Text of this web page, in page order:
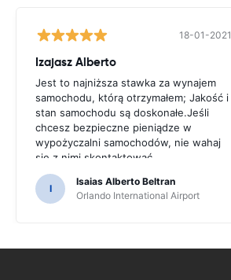
18-01-2021
Izajasz Alberto
Jest to najniższa stawka za wynajem
samochodu, którą otrzymałem; Jakość i
stan samochodu są doskonałe.Jeśli
chcesz bezpieczne pieniądze w
wypożyczalni samochodów, nie wahaj
się z nimi skontaktować
I
Isaias Alberto Beltran
Orlando International Airport